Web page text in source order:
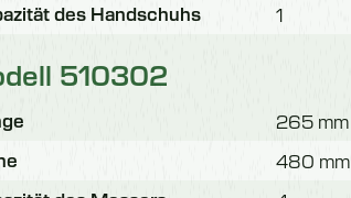
des Handschuhs 1
510302
265 mm
480 mm